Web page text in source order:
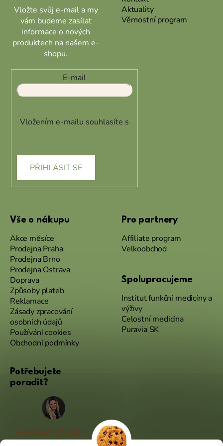
Vložte svůj e-mail a my
vám budeme zasílat
informace o nových
produktech na našem e-
shopu.
E-mail
Vložením e-mailu souhlasíte s
PŘIHLÁSIT SE
Aktuality
Věrnostní program
Vše o nákupu
Akce měsíce
Prodejna Praha
Prodejna Brno
Prodejna Ostrava
Doprava
Způsoby plateb
Reklamace
Zásady zpracování
osobních údajů
Používání cookies
Obchodní podmínky
Pro partnery
Affiliate program
Velkoobchod
Spolupracujeme
Institut funkční medicíny a
výživy
Celostní medicína
Puravia SK
Potřebujete
poradit?
+420 227 072 207
(Po - Pá 9:00 - 17:00)